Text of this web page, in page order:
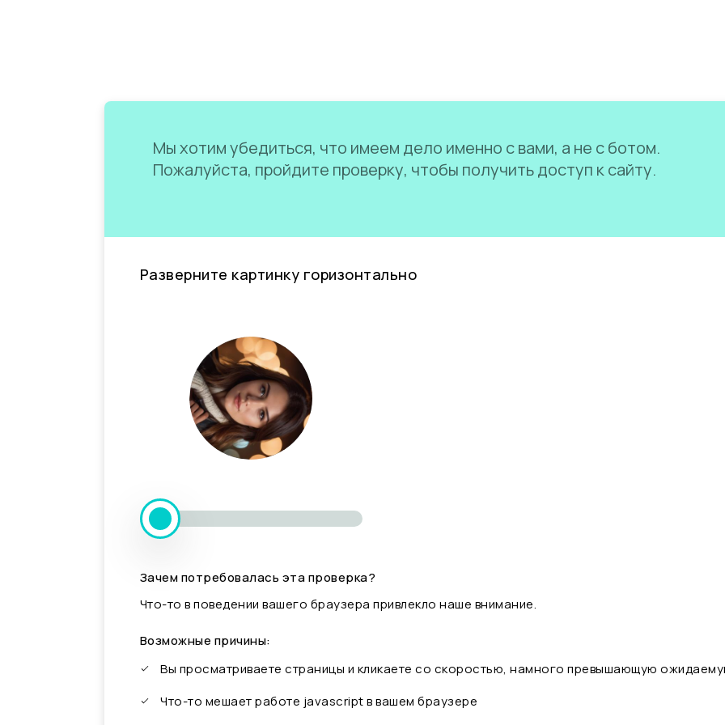
Мы хотим убедиться, что имеем дело именно с вами, а не с ботом.
Пожалуйста, пройдите проверку, чтобы получить доступ к сайту.
Разверните картинку горизонтально
Зачем потребовалась эта проверка?
Что-то в поведении вашего браузера привлекло наше внимание.
Возможные причины:
Вы просматриваете страницы и кликаете со скоростью, намного превышающую
Что-то мешает работе javascript в вашем браузере